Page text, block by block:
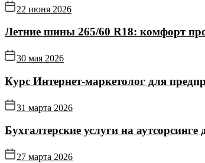
22 июня 2026
Летние шины 265/60 R18: комфорт
30 мая 2026
Курс Интернет‑маркетолог для
31 марта 2026
Бухгалтерские услуги на
27 марта 2026